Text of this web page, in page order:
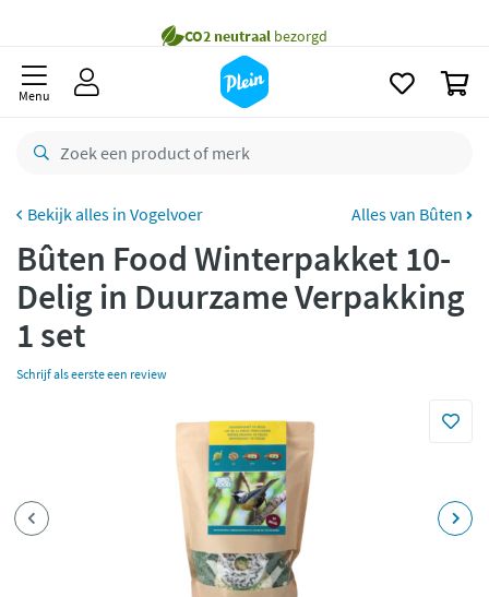
besteld,
Gratisretourneren
Betaal met Klarna
Menu
Vogelvoer Alles van Bûten
Bûten Food Winterpakket 10-
Delig in Duurzame Verpakking
1 set
Schrijf als eerste een review